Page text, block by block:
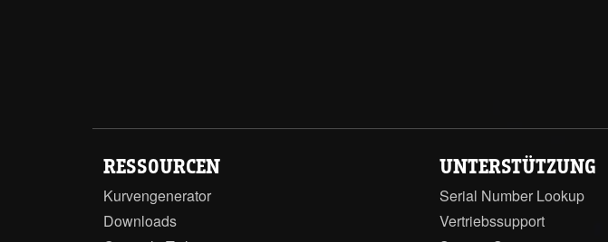
RESSOURCEN
Kurvengenerator
Downloads
UNTERSTÜTZUNG
Serial Number Lookup
Vertriebssupport